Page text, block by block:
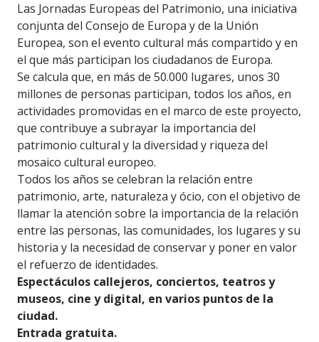
Las Jornadas Europeas del Patrimonio, una iniciativa
conjunta del Consejo de Europa y de la Unión
Europea, son el evento cultural más compartido y en
el que más participan los ciudadanos de Europa.
Se calcula que, en más de 50.000 lugares, unos 30
millones de personas participan, todos los años, en
actividades promovidas en el marco de este proyecto,
que contribuye a subrayar la importancia del
patrimonio cultural y la diversidad y riqueza del
mosaico cultural europeo.
Todos los años se celebran la relación entre
patrimonio, arte, naturaleza y ócio, con el objetivo de
llamar la atención sobre la importancia de la relación
entre las personas, las comunidades, los lugares y su
historia y la necesidad de conservar y poner en valor
el refuerzo de identidades.
Espectáculos callejeros, conciertos, teatros y
museos, cine y digital, en varios puntos de la
ciudad.
Entrada gratuita.